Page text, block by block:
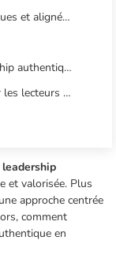
3. Prendre des décisions éthiques et alignées aux valeurs
2. Impact potentiel du leadership authentique sur la performance de l’entreprise
3. Appel à l’action: Encourager les lecteurs à adopter un style de leadership authentique
leadership
et valorisée. Plus
approche centrée
comment
en